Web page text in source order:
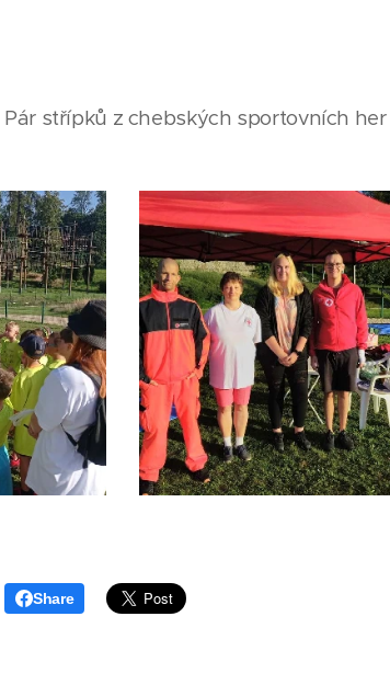
Pár střípků z chebských sportovních her
Share